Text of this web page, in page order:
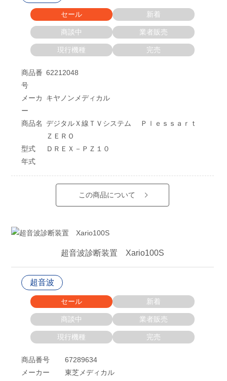
セール 新着
商談中 業者販売
現行機種 完売
商品番
号
62212048
メーカ
ー
キヤノンメディカル
商品名 デジタルＸ線ＴＶシステム Ｐｌｅｓｓａｒｔ
ＺＥＲＯ
型式
ＤＲＥＸ－ＰＺ１０
年式
この商品について
超音波診断装置 Xario100S
超音波
セール 新着
商談中 業者販売
現行機種 完売
商品番号
67289634
メーカー
東芝メディカル